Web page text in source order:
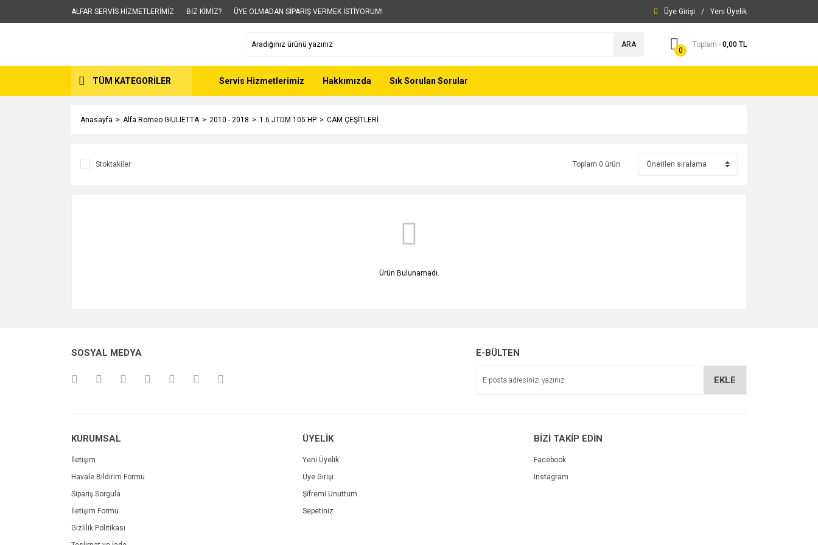
ALFAR SERVİS HİZMETLERİMİZ BİZ KİMİZ? ÜYE OLMADAN SİPARİŞ VERMEK İSTİYORUM! Üye Girişi / Yeni Üyelik
ARA
0
Toplam - 0,00 TL
TÜM KATEGORİLER Servis Hizmetlerimiz Hakkımızda Sık Sorulan Sorular
Anasayfa Alfa Romeo GIULIETTA 2010 - 2018 1.6 JTDM 105 HP CAM ÇEŞİTLERİ
Stoktakiler Toplam 0 ürün
Ürün Bulunamadı.
SOSYAL MEDYA E-BÜLTEN
EKLE
KURUMSAL
İletişim
Havale Bildirim Formu
Sipariş Sorgula
İletişim Formu
Gizlilik Politikası
ÜYELİK
Yeni Üyelik
Üye Girişi
Şifremi Unuttum
Sepetiniz
BİZİ TAKİP EDİN
Facebook
Instagram